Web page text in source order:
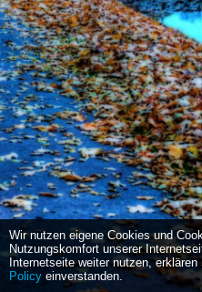
Wir nutzen eigene Cookies und
Nutzungskomfort unserer
Internetseite weiter nutzen,
Policy einverstanden.